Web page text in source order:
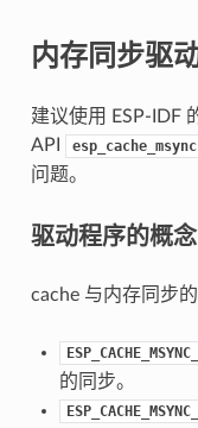
内存同步驱
建议使用 ESP-IDF
API
问题。
驱动程序的概念
cache 与内存同步的
的同步。